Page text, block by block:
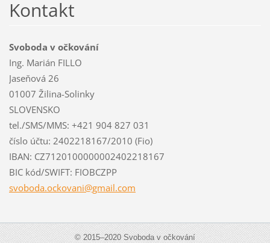
Kontakt
Svoboda v očkování
Ing. Marián FILLO
Jaseňová 26
01007 Žilina-Solinky
SLOVENSKO
tel./SMS/MMS: +421 904 827 031
číslo účtu: 2402218167/2010 (Fio)
IBAN: CZ7120100000002402218167
BIC kód/SWIFT: FIOBCZPP
svoboda.ockovani@gmail.com
© 2015–2020 Svoboda v očkování